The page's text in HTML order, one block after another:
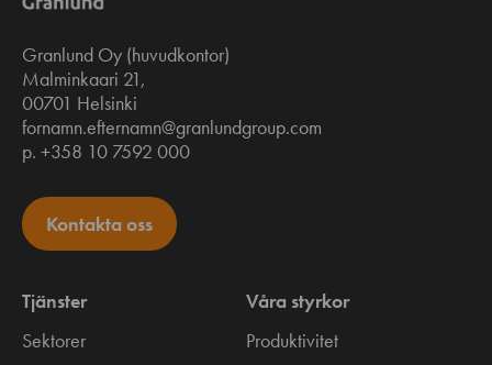
Granlund Oy (huvudkontor)
Malminkaari 21,
00701 Helsinki
fornamn.efternamn@granlundgroup.com
p. +358 10 7592 000
Kontakta oss
Tjänster
Sektorer
Våra styrkor
Produktivitet